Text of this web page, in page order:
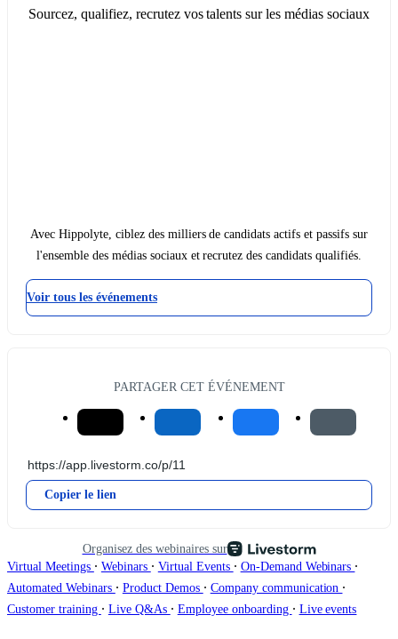
Sourcez, qualifiez, recrutez vos talents sur les médias sociaux
Avec Hippolyte, ciblez des milliers de candidats actifs et passifs sur
l'ensemble des médias sociaux et recrutez des candidats qualifiés.
Voir tous les événements
PARTAGER CET ÉVÉNEMENT
Copier le lien
Organisez des webinaires sur
Virtual Meetings ∙ Webinars ∙ Virtual Events ∙ On-Demand Webinars ∙
Automated Webinars ∙ Product Demos ∙ Company communication ∙
Customer training ∙ Live Q&As ∙ Employee onboarding ∙ Live events